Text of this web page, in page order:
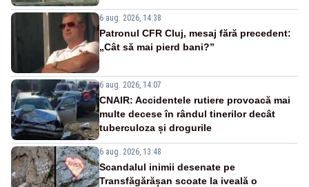
6 aug. 2026, 14:38
Patronul CFR Cluj, mesaj fără precedent:
„Cât să mai pierd bani?”
6 aug. 2026, 14:07
CNAIR: Accidentele rutiere provoacă mai
multe decese în rândul tinerilor decât
tuberculoza și drogurile
6 aug. 2026, 13:48
Scandalul inimii desenate pe
Transfăgărășan scoate la iveală o